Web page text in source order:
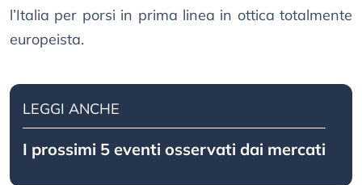
l’Italia per porsi in prima linea in ottica totalmente
europeista.
LEGGI ANCHE
I prossimi 5 eventi osservati dai mercati